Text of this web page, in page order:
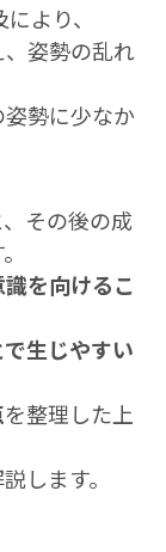
より、
姿勢の乱れ
勢に少なか
その後の成
を向けるこ
生じやすい
を整理した上
します。